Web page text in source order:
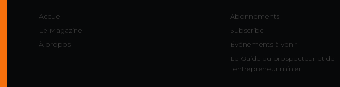
Accueil
Le Magazine
À propos
Abonnements
Subscribe
Événements à venir
Le Guide du prospecteur et de
l’entrepreneur minier